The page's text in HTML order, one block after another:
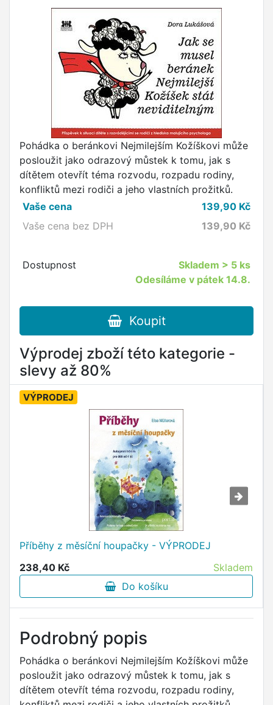
Pohádka o beránkovi Nejmilejším Kožíškovi může
posloužit jako odrazový můstek k tomu, jak s
dítětem otevřít téma rozvodu, rozpadu rodiny,
konfliktů mezi rodiči a jeho vlastních prožitků.
Vaše cena
139,90 Kč
Vaše cena bez DPH
139,90 Kč
Dostupnost Skladem > 5 ks
Odesíláme v pátek 14.8.
Koupit
Výprodej zboží této kategorie -
slevy až 80%
VÝPRODEJ
Příběhy z měsíční houpačky - VÝPRODEJ
238,40 Kč
Skladem
Do košíku
Podrobný popis
Pohádka o beránkovi Nejmilejším Kožíškovi může
posloužit jako odrazový můstek k tomu, jak s
dítětem otevřít téma rozvodu, rozpadu rodiny,